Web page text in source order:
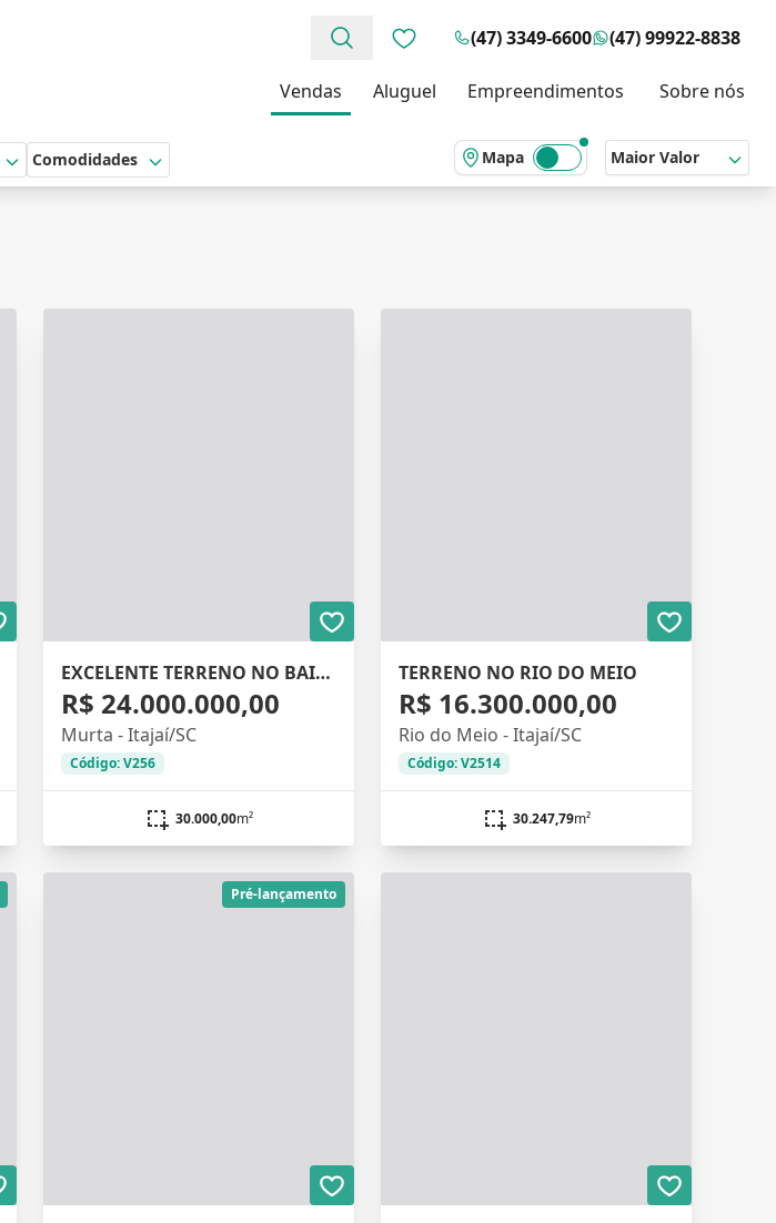
Favoritos (0 itens)
(47) 3349-6600 (47) 99922-8838
Vendas Aluguel Empreendimentos Sobre nós
Comodidades Mapa Maior Valor
EXCELENTE TERRENO NO BAIRRO MURTA
R$ 24.000.000,00
Murta - Itajaí/SC
Código: V256
30.000,00m²
TERRENO NO RIO DO MEIO
R$ 16.300.000,00
Rio do Meio - Itajaí/SC
Código: V2514
30.247,79m²
Pré-lançamento